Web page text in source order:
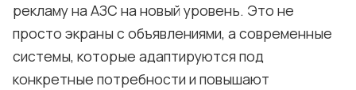
рекламу на АЗС на новый уровень. Это не
просто экраны с объявлениями, а современные
системы, которые адаптируются под
конкретные потребности и повышают